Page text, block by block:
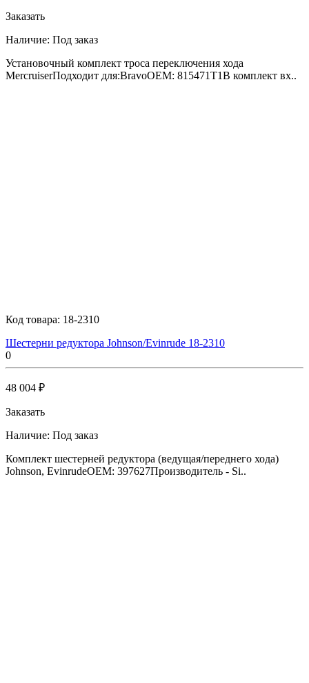
Заказать
Наличие: Под заказ
Установочный комплект троса переключения хода
MercruiserПодходит для:BravoOEM: 815471T1В комплект вх..
Код товара: 18-2310
Шестерни редуктора Johnson/Evinrude 18-2310
0
48 004 ₽
Заказать
Наличие: Под заказ
Комплект шестерней редуктора (ведущая/переднего хода)
Johnson, EvinrudeOEM: 397627Производитель - Si..